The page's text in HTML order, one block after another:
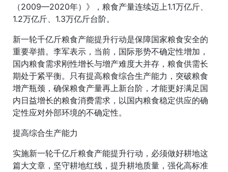
（2009—2020年）》，粮食产量连续迈上1.1万亿斤、
1.2万亿斤、1.3万亿斤台阶。
新一轮千亿斤粮食产能提升行动是保障国家粮食安全的
重要举措。李军表示，当前，国际形势不确定性增加，
国内粮食需求刚性增长与增产难度大并存，粮食供需长
期处于紧平衡。只有提高粮食综合生产能力，突破粮食
增产瓶颈，确保粮食产量再上新台阶，才能更好满足国
内日益增长的粮食消费需求，以国内粮食稳定供应的确
定性应对外部环境的不确定性。
提高综合生产能力
实施新一轮千亿斤粮食产能提升行动，必须做好耕地这
篇大文章，坚守耕地红线，提升耕地质量，强化高标准